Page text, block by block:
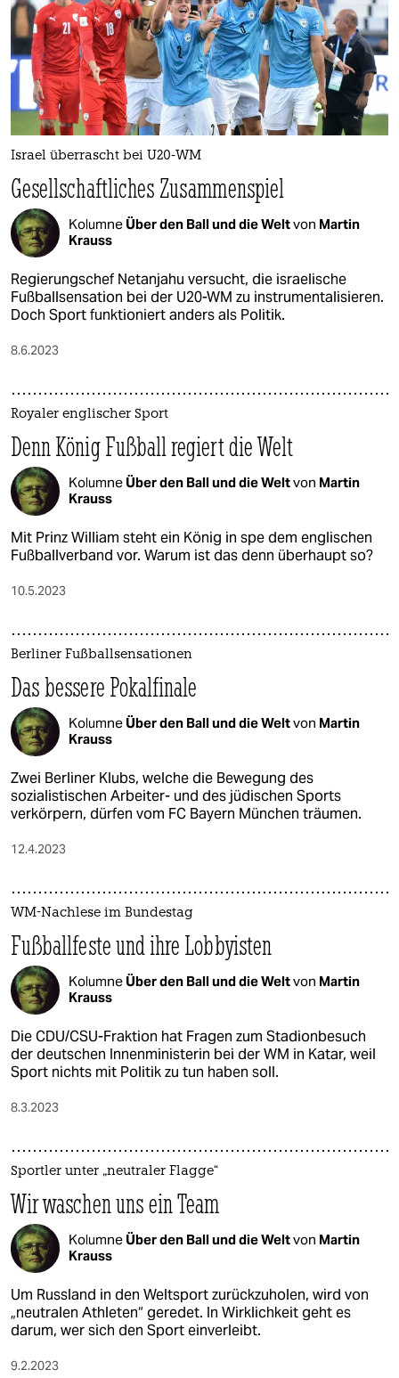
Israel überrascht bei U20-WM
Gesellschaftliches Zusammenspiel
Kolumne Über den Ball und die Weltvon Martin
Krauss
Regierungschef Netanjahu versucht, die israelische
Fußballsensation bei der U20-WM zu instrumentalisieren.
Doch Sport funktioniert anders als Politik.
8.6.2023
Royaler englischer Sport
Denn König Fußball regiert die Welt
Kolumne Über den Ball und die Weltvon Martin
Krauss
Mit Prinz William steht ein König in spe dem englischen
Fußballverband vor. Warum ist das denn überhaupt so?
10.5.2023
Berliner Fußballsensationen
Das bessere Pokalfinale
Kolumne Über den Ball und die Weltvon Martin
Krauss
Zwei Berliner Klubs, welche die Bewegung des
sozialistischen Arbeiter- und des jüdischen Sports
verkörpern, dürfen vom FC Bayern München träumen.
12.4.2023
WM-Nachlese im Bundestag
Fußballfeste und ihre Lobbyisten
Kolumne Über den Ball und die Weltvon Martin
Krauss
Die CDU/CSU-Fraktion hat Fragen zum Stadionbesuch
der deutschen Innenministerin bei der WM in Katar, weil
Sport nichts mit Politik zu tun haben soll.
8.3.2023
Sportler unter „neutraler Flagge“
Wir waschen uns ein Team
Kolumne Über den Ball und die Weltvon Martin
Krauss
Um Russland in den Weltsport zurückzuholen, wird von
„neutralen Athleten“ geredet. In Wirklichkeit geht es
darum, wer sich den Sport einverleibt.
9.2.2023